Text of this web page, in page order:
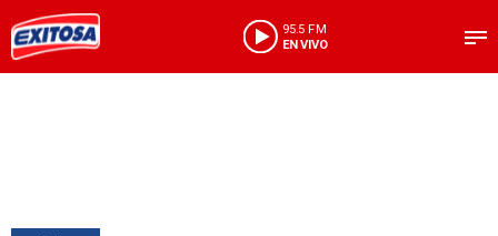
95.5 FM
EN VIVO